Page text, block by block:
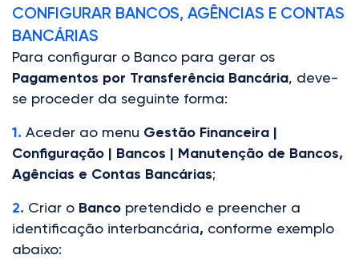
CONFIGURAR BANCOS, AGÊNCIAS E CONTAS
BANCÁRIAS
Para configurar o Banco para gerar os
Pagamentos por Transferência Bancária, deve-
se proceder da seguinte forma:
1. Aceder ao menu Gestão Financeira |
Configuração | Bancos | Manutenção de Bancos,
Agências e Contas Bancárias;
2. Criar o Banco pretendido e preencher a
identificação interbancária, conforme exemplo
abaixo: